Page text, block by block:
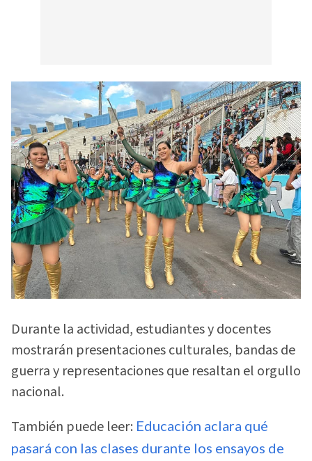
Durante la actividad, estudiantes y docentes
mostrarán presentaciones culturales, bandas de
guerra y representaciones que resaltan el orgullo
nacional.
También puede leer: Educación aclara qué
pasará con las clases durante los ensayos de